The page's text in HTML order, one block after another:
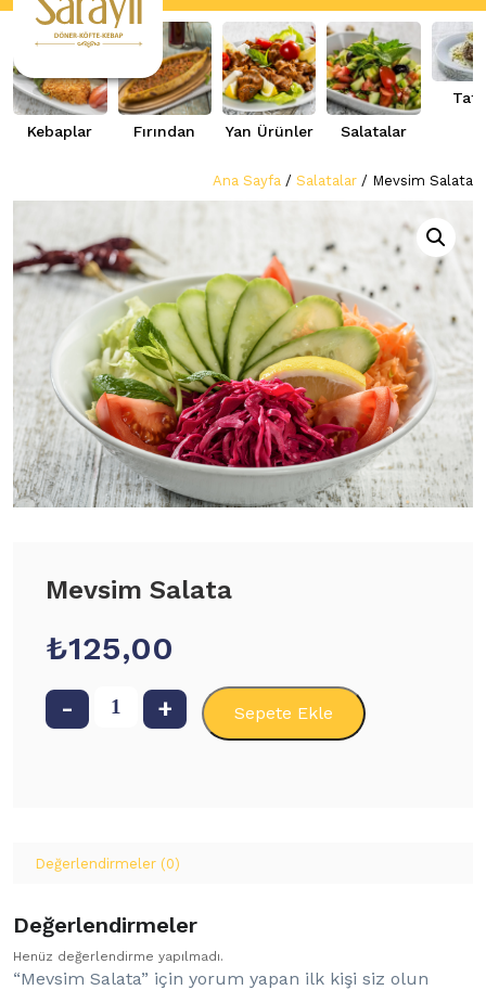
Kebaplar Fırından Yan Ürünler Salatalar
Ana Sayfa / Salatalar / Mevsim Salata
Mevsim Salata
₺125,00
Mevsim
Salata
Sepete Ekle
Değerlendirmeler (0)
Değerlendirmeler
Henüz değerlendirme yapılmadı.
“Mevsim Salata” için yorum yapan ilk kişi siz olun